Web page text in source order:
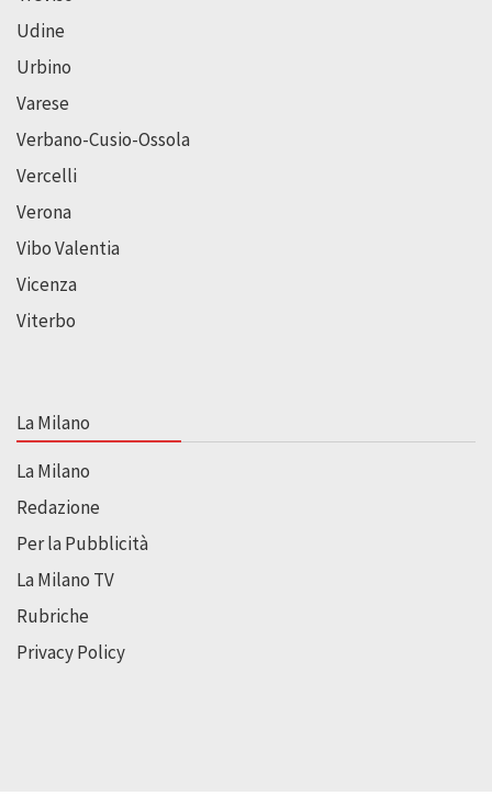
Udine
Urbino
Varese
Verbano-Cusio-Ossola
Vercelli
Verona
Vibo Valentia
Vicenza
Viterbo
La Milano
La Milano
Redazione
Per la Pubblicità
La Milano TV
Rubriche
Privacy Policy